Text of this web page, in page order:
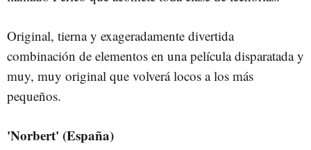
Original, tierna y exageradamente divertida
combinación de elementos en una película disparatada y
muy, muy original que volverá locos a los más
pequeños.
'Norbert' (España)